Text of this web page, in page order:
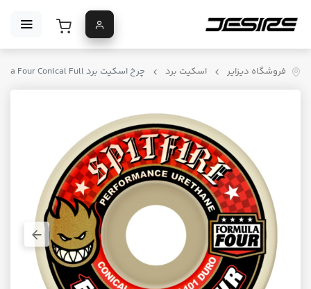
فروشگاه دیزایر اسکیت برد چرخ اسکیت برد Spitfire Formula Four Conical Full رنگ قرمز